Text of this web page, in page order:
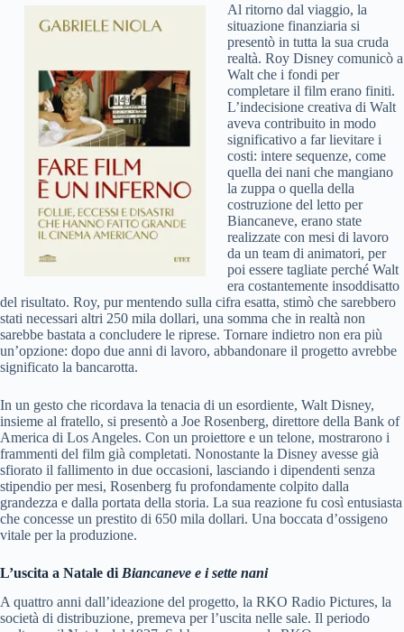
Al ritorno dal viaggio, la
situazione finanziaria si
presentò in tutta la sua cruda
realtà. Roy Disney comunicò a
Walt che i fondi per
completare il film erano finiti.
L’indecisione creativa di Walt
aveva contribuito in modo
significativo a far lievitare i
costi: intere sequenze, come
quella dei nani che mangiano
la zuppa o quella della
costruzione del letto per
Biancaneve, erano state
realizzate con mesi di lavoro
da un team di animatori, per
poi essere tagliate perché Walt
era costantemente insoddisatto
del risultato. Roy, pur mentendo sulla cifra esatta, stimò che sarebbero
stati necessari altri 250 mila dollari, una somma che in realtà non
sarebbe bastata a concludere le riprese. Tornare indietro non era più
un’opzione: dopo due anni di lavoro, abbandonare il progetto avrebbe
significato la bancarotta.
In un gesto che ricordava la tenacia di un esordiente, Walt Disney,
insieme al fratello, si presentò a Joe Rosenberg, direttore della Bank of
America di Los Angeles. Con un proiettore e un telone, mostrarono i
frammenti del film già completati. Nonostante la Disney avesse già
sfiorato il fallimento in due occasioni, lasciando i dipendenti senza
stipendio per mesi, Rosenberg fu profondamente colpito dalla
grandezza e dalla portata della storia. La sua reazione fu così entusiasta
che concesse un prestito di 650 mila dollari. Una boccata d’ossigeno
vitale per la produzione.
L’uscita a Natale di Biancaneve e i sette nani
A quattro anni dall’ideazione del progetto, la RKO Radio Pictures, la
società di distribuzione, premeva per l’uscita nelle sale. Il periodo